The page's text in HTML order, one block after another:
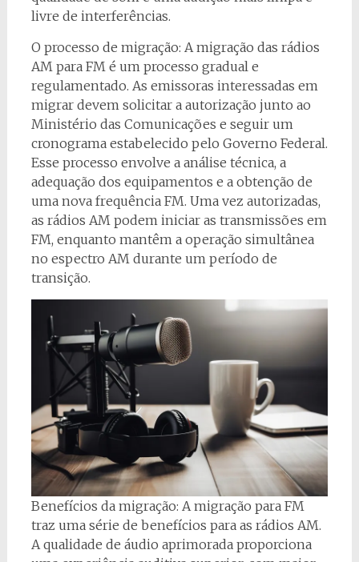
livre de interferências.
O processo de migração: A migração das rádios
AM para FM é um processo gradual e
regulamentado. As emissoras interessadas em
migrar devem solicitar a autorização junto ao
Ministério das Comunicações e seguir um
cronograma estabelecido pelo Governo Federal.
Esse processo envolve a análise técnica, a
adequação dos equipamentos e a obtenção de
uma nova frequência FM. Uma vez autorizadas,
as rádios AM podem iniciar as transmissões em
FM, enquanto mantêm a operação simultânea
no espectro AM durante um período de
transição.
Benefícios da migração: A migração para FM
traz uma série de benefícios para as rádios AM.
A qualidade de áudio aprimorada proporciona